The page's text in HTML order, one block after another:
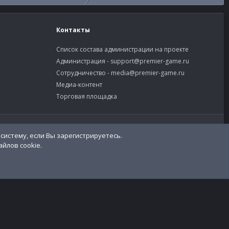
Контакты
Список состава администрации на проекте
Администрация - support@premier-game.ru
Сотрудничество - media@premier-game.ru
Медиа-контент
Торговая площадка
и правила Политика конфиденциальности
если Вы зарегистрируетесь.
cookie.